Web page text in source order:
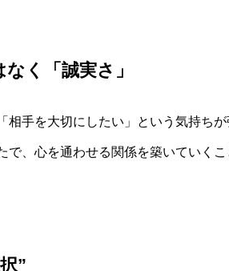
く「誠実さ」
手を大切にしたい」という気持ち
、心を通わせる関係を築いていく
”